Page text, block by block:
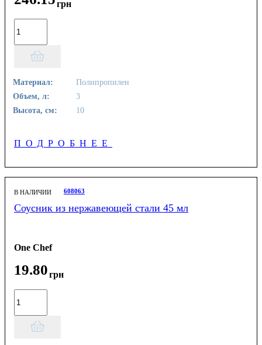
грн
Материал:
Полипропилен
Объем, л:
3
Высота, см:
10
ПОДРОБНЕЕ
В НАЛИЧИИ 608063
Соусник из нержавеющей стали 45 мл
One Chef
19.80грн